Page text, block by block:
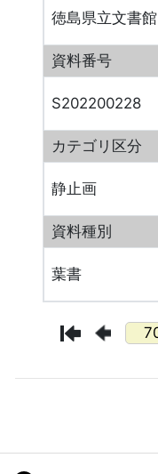
徳島県立文書館
資料番号
S202200228
カテゴリ区分
静止画
資料種別
葉書